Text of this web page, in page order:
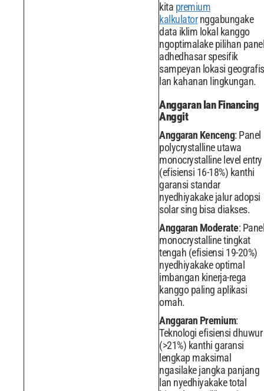
kita premium
kalkulatornggabungake
data iklim lokal kanggo
ngoptimalake pilihan panel
adhedhasar spesifik
sampeyan lokasi geografis
lan kahanan lingkungan.
Anggaran lan Financing
Anggit
Anggaran Kenceng: Panel
polycrystalline utawa
monocrystalline level entry
(efisiensi 16-18%) kanthi
garansi standar
nyedhiyakake jalur adopsi
solar sing bisa diakses.
Anggaran Moderate: Panel
monocrystalline tingkat
tengah (efisiensi 19-20%)
nyedhiyakake optimal
imbangan kinerja-rega
kanggo paling aplikasi
omah.
Anggaran Premium:
Teknologi efisiensi dhuwur
(>21%) kanthi garansi
lengkap maksimal
ngasilake jangka panjang
lan nyedhiyakake total